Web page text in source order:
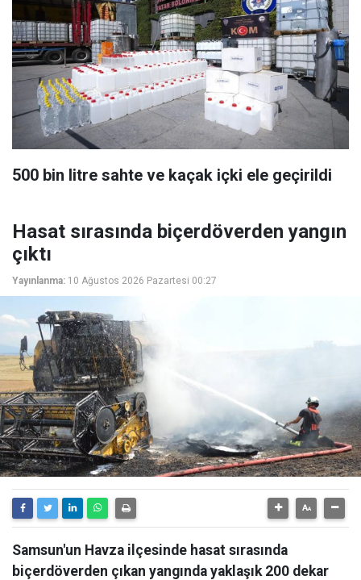
500 bin litre sahte ve kaçak içki ele geçirildi
Hasat sırasında biçerdöverden yangın
çıktı
Yayınlanma: 10 Ağustos 2026 Pazartesi 00:27
Samsun'un Havza ilçesinde hasat sırasında
biçerdöverden çıkan yangında yaklaşık 200 dekar